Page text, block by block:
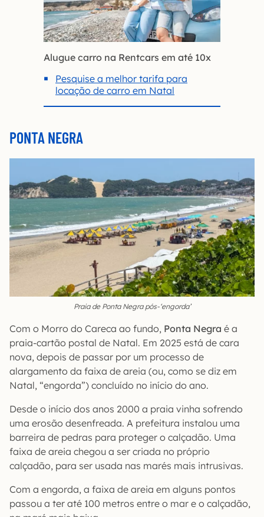
Alugue carro na Rentcars em até 10x
Pesquise a melhor tarifa para
locação de carro em Natal
PONTA NEGRA
Praia de Ponta Negra pós-‘engorda’
Com o Morro do Careca ao fundo, Ponta Negra é a
praia-cartão postal de Natal. Em 2025 está de cara
nova, depois de passar por um processo de
alargamento da faixa de areia (ou, como se diz em
Natal, “engorda”) concluído no início do ano.
Desde o início dos anos 2000 a praia vinha sofrendo
uma erosão desenfreada. A prefeitura instalou uma
barreira de pedras para proteger o calçadão. Uma
faixa de areia chegou a ser criada no próprio
calçadão, para ser usada nas marés mais intrusivas.
Com a engorda, a faixa de areia em alguns pontos
passou a ter até 100 metros entre o mar e o calçadão,